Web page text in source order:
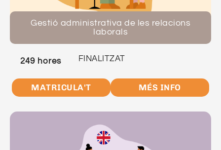
Gestió administrativa de les relacions
laborals
249 hores FINALITZAT
MATRICULA'T MÉS INFO